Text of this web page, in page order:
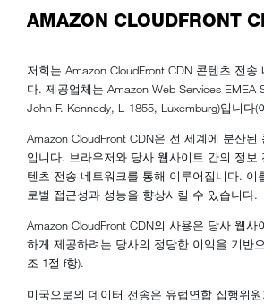
AMAZON CLOUDFRONT
저희는 Amazon CloudFront CDN 콘텐츠 전송
다. 제공업체는 Amazon Web Services EMEA
John F. Kennedy, L-1855, Luxemburg)입니다(
Amazon CloudFront CDN은 전 세계에 분산된
입니다. 브라우저와 당사 웹사이트 간의 정보
텐츠 전송 네트워크를 통해 이루어집니다. 이
로벌 접근성과 성능을 향상시킬 수 있습니다.
Amazon CloudFront CDN의 사용은 당사 웹사
하게 제공하려는 당사의 정당한 이익을 기반
조 1절 f항).
미국으로의 데이터 전송은 유럽연합 집행위